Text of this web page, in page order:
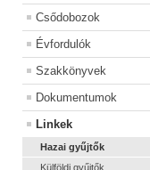
Csődobozok
Évfordulók
Szakkönyvek
Dokumentumok
Linkek
Hazai gyűjtők
Külföldi gyűjtők